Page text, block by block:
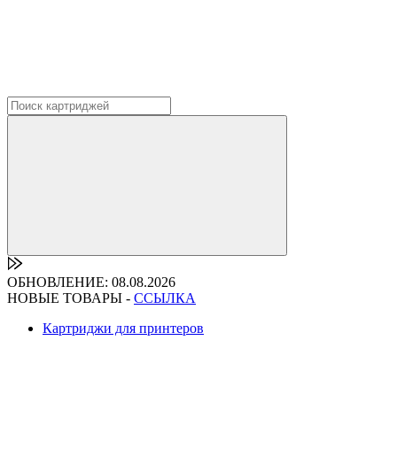
ОБНОВЛЕНИЕ: 08.08.2026
НОВЫЕ ТОВАРЫ - ССЫЛКА
Картриджи для принтеров